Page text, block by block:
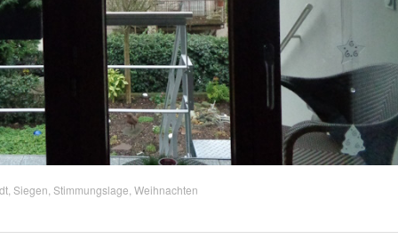
Siegen Stimmungslage Weihnachten